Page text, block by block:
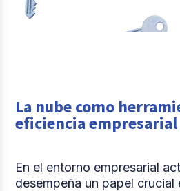
La nube como
eficiencia empresarial
En el entorno empresarial
desempeña un papel crucial